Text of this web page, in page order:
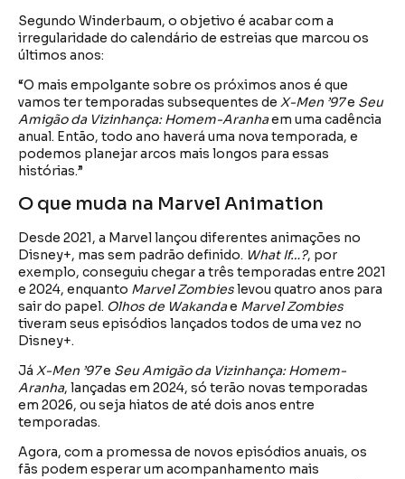
Segundo Winderbaum, o objetivo é acabar com a
irregularidade do calendário de estreias que marcou os
últimos anos:
“O mais empolgante sobre os próximos anos é que
vamos ter temporadas subsequentes de X-Men ’97e Seu
Amigão da Vizinhança: Homem-Aranhaem uma cadência
anual. Então, todo ano haverá uma nova temporada, e
podemos planejar arcos mais longos para essas
histórias.”
O que muda na Marvel Animation
Desde 2021, a Marvel lançou diferentes animações no
Disney+, mas sem padrão definido. What If…?, por
exemplo, conseguiu chegar a três temporadas entre 2021
e 2024, enquanto Marvel Zombieslevou quatro anos para
sair do papel. Olhos de Wakandae Marvel Zombies
tiveram seus episódios lançados todos de uma vez no
Disney+.
Já X-Men ’97e Seu Amigão da Vizinhança: Homem-
Aranha, lançadas em 2024, só terão novas temporadas
em 2026, ou seja hiatos de até dois anos entre
temporadas.
Agora, com a promessa de novos episódios anuais, os
fãs podem esperar um acompanhamento mais